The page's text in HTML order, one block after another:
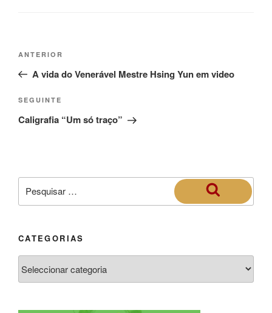
ANTERIOR
A vida do Venerável Mestre Hsing Yun em video
SEGUINTE
Caligrafia “Um só traço”
CATEGORIAS